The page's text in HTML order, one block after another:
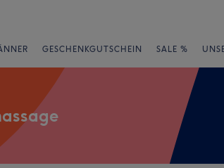
GESCHENKGUTSCHEIN SALE %